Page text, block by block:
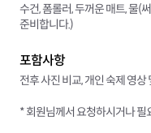
수건, 폼롤러, 두꺼운 매트, 물(
준비합니다.)
포함사항
전후 사진 비교, 개인 숙제 영상
* 회원님께서 요청하시거나 필